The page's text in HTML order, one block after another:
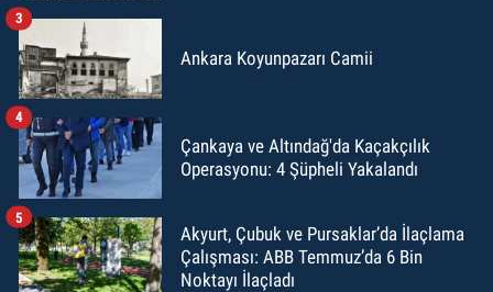
Ankara Koyunpazarı Camii
3
Çankaya ve Altındağ'da Kaçakçılık
Operasyonu: 4 Şüpheli Yakalandı
4
Akyurt, Çubuk ve Pursaklar’da İlaçlama
Çalışması: ABB Temmuz’da 6 Bin
Noktayı İlaçladı
5